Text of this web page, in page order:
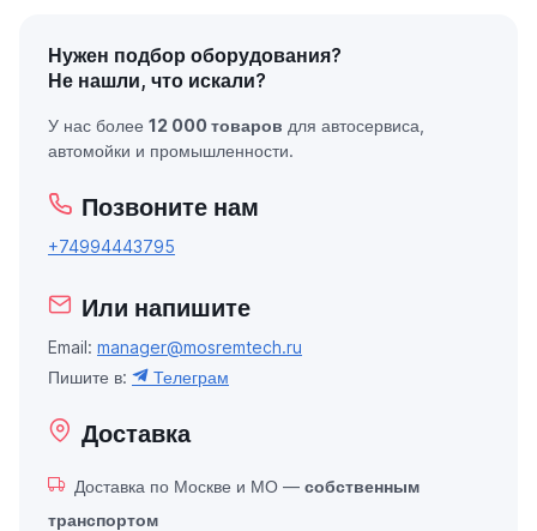
Нужен подбор оборудования?
Не нашли, что искали?
У нас более 12 000 товаров для автосервиса,
автомойки и промышленности.
Позвоните нам
+74994443795
Или напишите
Email: manager@mosremtech.ru
Пишите в:
Телеграм
Доставка
Доставка по Москве и МО — собственным
транспортом